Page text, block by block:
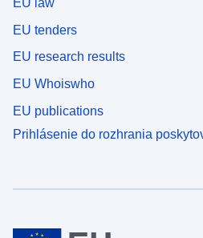
EU law
EU tenders
EU research results
EU Whoiswho
EU publications
Prihlásenie do rozhrania